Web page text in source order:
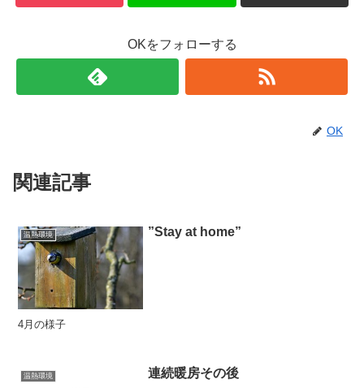
OKをフォローする
OK
関連記事
温熱環境 ”Stay at home”
4月の様子
温熱環境 連続暖房その後